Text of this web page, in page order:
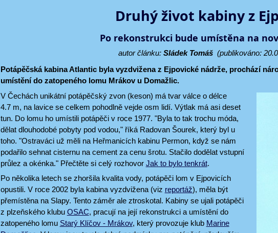
Druhý život kabiny z
Po rekonstrukci bude umístěna na
autor článku: Sládek Tomáš(publikováno:
Potápěčská kabina Atlantic byla vyzdvižena z Ejpovické nádrže, prochází
umístění do zatopeného lomu Mrákov u Domažlic.
V Čechách unikátní potápěčský zvon (keson) má tvar válce o délce
4.7 m, na lavice se celkem pohodlně vejde osm lidí. Výtlak má asi deset
tun. Do lomu ho umístili potápěči v roce 1977. "Byla to tak trochu móda,
dělat dlouhodobé pobyty pod vodou," říká Radovan Šourek, který byl u
toho. "Ostraváci už měli na Heřmanicích kabinu Permon, když se nám
podařilo sehnat cisternu na cement za cenu šrotu. Stačilo dodělat vstupní
průlez a okénka." Přečtěte si celý rozhovor Jak to bylo tenkrát.
Po několika letech se zhoršila kvalita vody, potápěči lom v Ejpovicích
opustili. V roce 2002 byla kabina vyzdvižena (viz reportáž), měla být
přemístěna na Slapy. Tento záměr ale ztroskotal. Kabiny se ujali potápěči
z plzeňského klubu OSAC, pracují na její rekonstrukci a umístění do
zatopeného lomu Starý Klíčov - Mrákov, který provozuje klub Marine